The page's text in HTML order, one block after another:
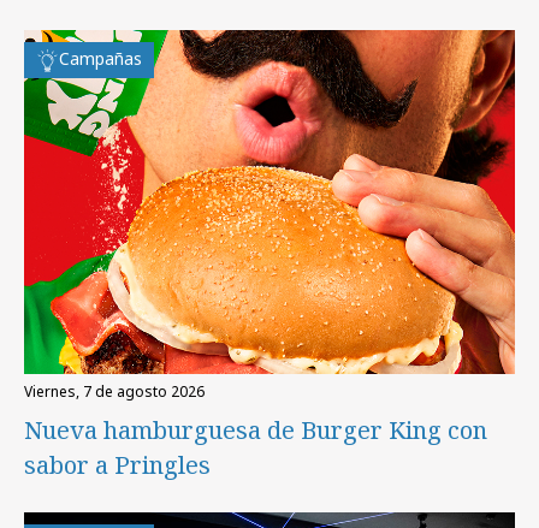
Campañas
viernes, 7 de agosto 2026
Nueva hamburguesa de Burger King con
sabor a Pringles